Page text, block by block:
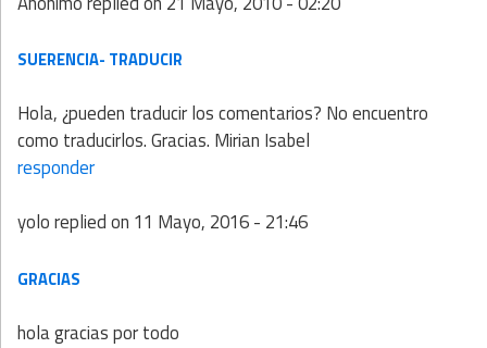
SUERENCIA- TRADUCIR
Hola, ¿pueden traducir los comentarios? No encuentro
como traducirlos. Gracias. Mirian Isabel
responder
yoloreplied on 11 Mayo, 2016 - 21:46
GRACIAS
hola gracias por todo